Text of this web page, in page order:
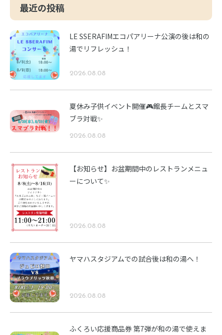
最近の投稿
LE SSERAFIMエコパアリーナ公演の後は和の
湯でリフレッシュ！
2026.08.08
夏休み子供イベント開催🎮館長チームとスマ
ブラ対戦✨
2026.08.08
【お知らせ】お盆期間中のレストランメニュ
ーについて✨
2026.08.08
ヤマハスタジアムでの試合後は和の湯へ！
2026.08.08
ふくろい応援商品券 第7弾が和の湯で使えま